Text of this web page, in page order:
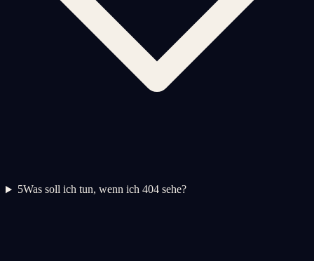
5Was soll ich tun, wenn ich 404 sehe?